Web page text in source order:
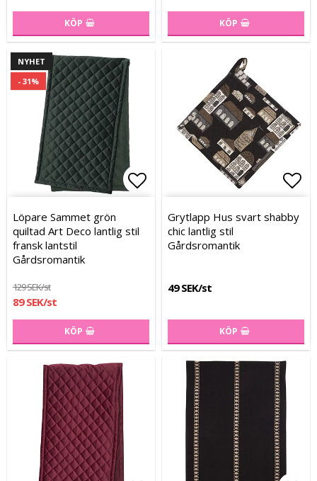
KÖP KÖP
NYHET
- 31%
Lägg till i favoritlistan
Löpare Sammet grön
quiltad Art Deco lantlig stil
fransk lantstil
Gårdsromantik
129 SEK/st
89 SEK/st
KÖP
Grytlapp Hus svart shabby
chic lantlig stil
Gårdsromantik
49 SEK/st
KÖP